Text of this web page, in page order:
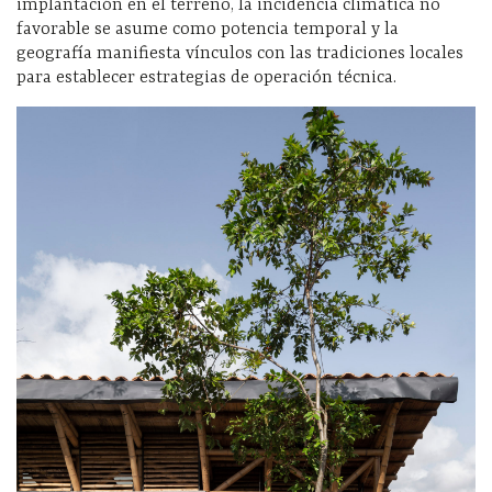
implantación en el terreno, la incidencia climática no
favorable se asume como potencia temporal y la
geografía manifiesta vínculos con las tradiciones locales
para establecer estrategias de operación técnica.